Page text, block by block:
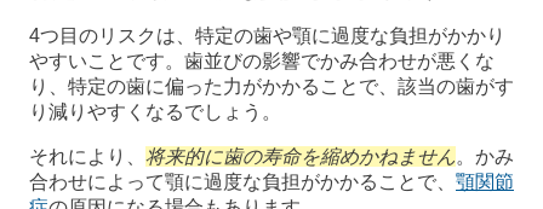
4つ目のリスクは、特定の歯や顎に過度な負担がかかり
やすいことです。歯並びの影響でかみ合わせが悪くな
り、特定の歯に偏った力がかかることで、該当の歯がす
り減りやすくなるでしょう。
それにより、 将来的に歯の寿命を縮めかねません。かみ
合わせによって顎に過度な負担がかかることで、 顎関節